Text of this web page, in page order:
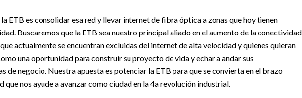
ETB es consolidar esa red y llevar internet de fibra óptica a zonas que hoy tienen
Buscaremos que la ETB sea nuestro principal aliado en el aumento de la conectividad
actualmente se encuentran excluidas del internet de alta velocidad y quienes quieran
una oportunidad para construir su proyecto de vida y echar a andar sus
de negocio. Nuestra apuesta es potenciar la ETB para que se convierta en el brazo
que nos ayude a avanzar como ciudad en la 4a revolución industrial.